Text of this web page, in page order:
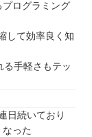
ログラミング
して効率良く知
手軽さもテッ
日続いており
った